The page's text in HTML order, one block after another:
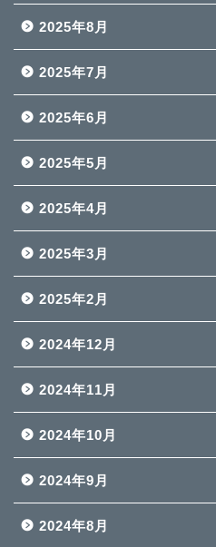
2025年8月
2025年7月
2025年6月
2025年5月
2025年4月
2025年3月
2025年2月
2024年12月
2024年11月
2024年10月
2024年9月
2024年8月